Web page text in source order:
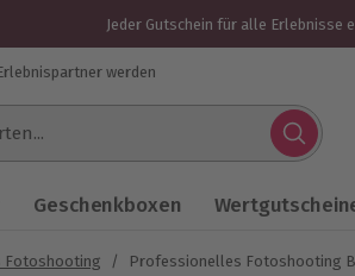
Jeder Gutschein für alle Erlebnisse
werden
Geschenkboxen
Fotoshooting / Professionelles Fotoshooting